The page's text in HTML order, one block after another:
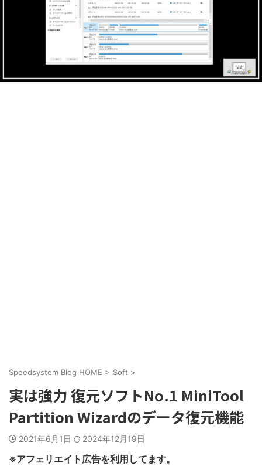
Speedsystem Blog HOME > Soft >
実は強力 復元ソフトNo.1 MiniTool
Partition Wizardのデータ復元機能
2021年6月1日 2024年12月19日
※アフェリエイト広告を利用してます。